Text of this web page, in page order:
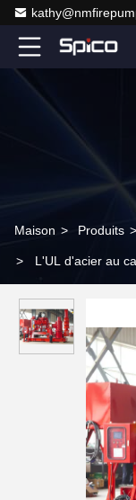
Maison > Produits >
> L'UL d'acier au
de lutte